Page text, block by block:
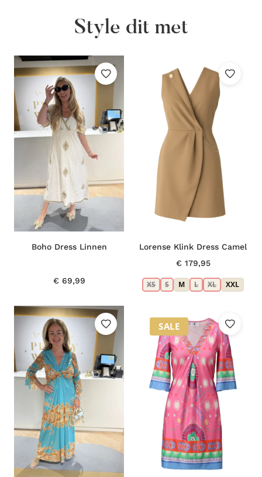
Style dit met
Boho Dress Linnen
€ 69,99
Lorense Klink Dress Camel
€ 179,95
XS S M L XL XXL
SALE